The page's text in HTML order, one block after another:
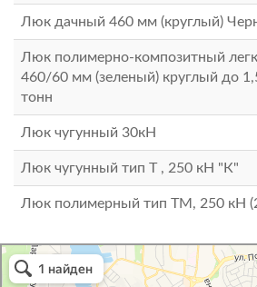
Люк дачный 460 мм (круглый)
Люк полимерно-композитный
460/60 мм (зеленый) круглый до
тонн
Люк чугунный 30кН
Люк чугунный тип Т , 250 кН "К"
Люк полимерный тип ТМ, 250 кН
Атриум-Крым
Системы водоснабжения, отопления,
Снабжение строительных объектов в